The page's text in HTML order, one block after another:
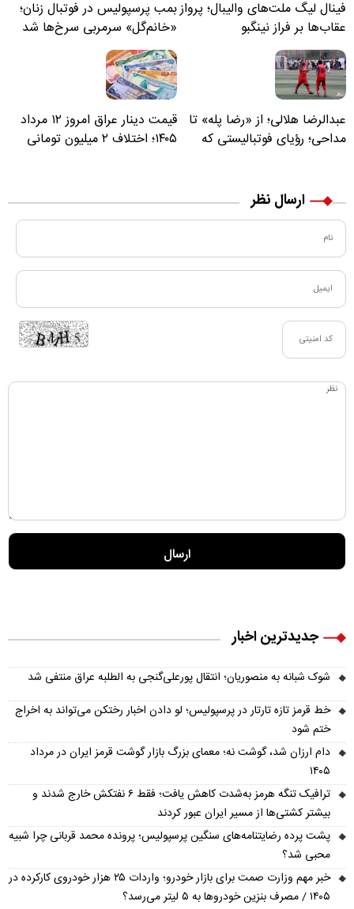
فینال لیگ ملت‌های والیبال؛ پرواز
عقاب‌ها بر فراز نینگبو
بمب پرسپولیس در فوتبال زنان؛
«خانم‌گل» سرمربی سرخ‌ها شد
عبدالرضا هلالی؛ از «رضا پله» تا
مداحی؛ رؤیای فوتبالیستی که
قیمت دینار عراق امروز ۱۲ مرداد
۱۴۰۵؛ اختلاف ۲ میلیون تومانی
ارسال نظر
جدیدترین اخبار
شوک شبانه به منصوریان؛ انتقال پورعلی‌گنجی به الطلبه عراق منتفی شد
خط قرمز تازه تارتار در پرسپولیس؛ لو دادن اخبار رختکن می‌تواند به اخراج
ختم شود
دام ارزان شد، گوشت نه؛ معمای بزرگ بازار گوشت قرمز ایران در مرداد
۱۴۰۵
ترافیک تنگه هرمز به‌شدت کاهش یافت؛ فقط ۶ نفتکش خارج شدند و
بیشتر کشتی‌ها از مسیر ایران عبور کردند
پشت پرده رضایتنامه‌های سنگین پرسپولیس؛ پرونده محمد قربانی چرا شبیه
محبی شد؟
خبر مهم وزارت صمت برای بازار خودرو؛ واردات ۲۵ هزار خودروی کارکرده در
۱۴۰۵ / مصرف بنزین خودروها به ۵ لیتر می‌رسد؟